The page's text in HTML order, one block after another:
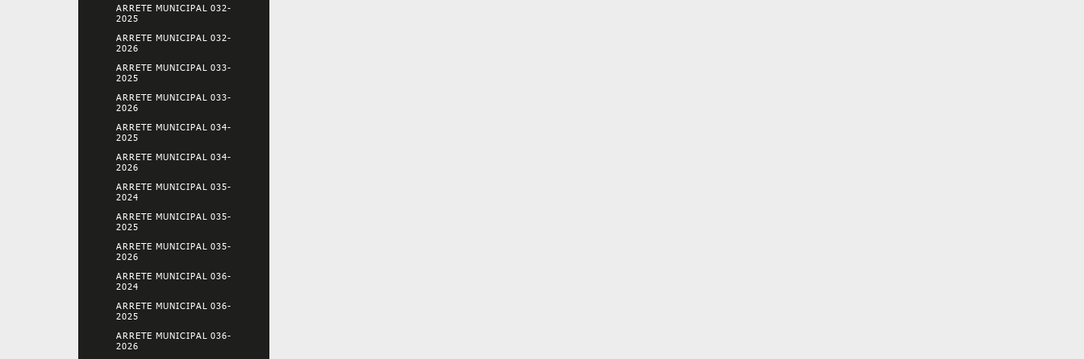
ARRETE MUNICIPAL 032-
2025
ARRETE MUNICIPAL 032-
2026
ARRETE MUNICIPAL 033-
2025
ARRETE MUNICIPAL 033-
2026
ARRETE MUNICIPAL 034-
2025
ARRETE MUNICIPAL 034-
2026
ARRETE MUNICIPAL 035-
2024
ARRETE MUNICIPAL 035-
2025
ARRETE MUNICIPAL 035-
2026
ARRETE MUNICIPAL 036-
2024
ARRETE MUNICIPAL 036-
2025
ARRETE MUNICIPAL 036-
2026